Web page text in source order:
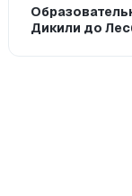
Дикили до